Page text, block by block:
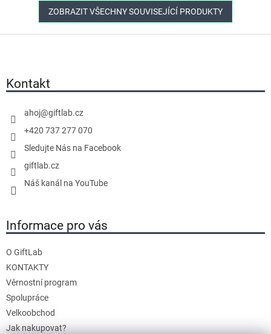
ZOBRAZIT VŠECHNY SOUVISEJÍCÍ PRODUKTY
Kontakt
ahoj@giftlab.cz
+420 737 277 070
Sledujte Nás na Facebook
giftlab.cz
Náš kanál na YouTube
Informace pro vás
O GiftLab
KONTAKTY
Věrnostní program
Spolupráce
Velkoobchod
Jak nakupovat?